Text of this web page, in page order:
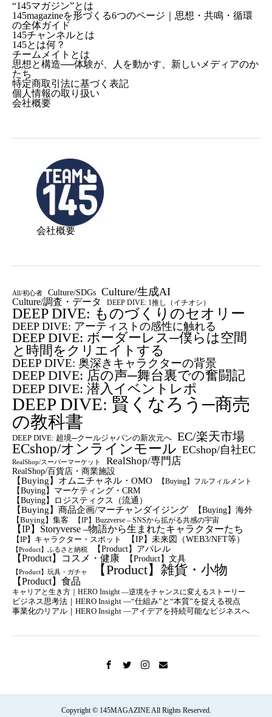
“145マガジン”とは
145magazineを形づくる6つのページ｜思想・共鳴・循環
の全体ガイド
145チャンネルとは
145とは何？
チームメイトとは
思想と構造──体験が、人を動かす、新しいメディアのか
たち
特定商取引法に基づく表記
個人情報の取り扱い
会社概要
会社概要
All/初心者 Culture/SDGs Culture/生成AI
Culture/調査・データ DEEP DIVE: 1推し（イチオシ）
DEEP DIVE: ものづくりのセオリー
DEEP DIVE: アーティストの感性に触れる
DEEP DIVE: ボーダーレス─僕らは空間
と時間をクリエイトする
DEEP DIVE: 奥深きキャラクターの背景
DEEP DIVE: 店の声─舞台裏での奮闘記
DEEP DIVE: 潜入イベントレポ
DEEP DIVE: 賢くなろう─商売
の教科書
DEEP DIVE: 超境─クールジャパンの新次元へ EC/楽天市場
ECshop/オンラインモール ECshop/自社EC
RealShop/スーパーマーケット RealShop/専門店
RealShop/百貨店・商業施設
【Buying】オムニチャネル・OMO
【Buying】フルフィルメント
【Buying】マーケティング・CRM
【buying】ロジスティクス（流通）
【Buying】商品企画/マーチャンダイジング 【Buying】海外
【Buying】集客 【IP】Buzzverse – SNSから拡がる共感の宇宙
【IP】Storyverse –物語から生まれたキャラクターたち
【IP】キャラクター・スポット 【IP】未来図（WEB3/NFT等）
【Product】ふるさと納税 【Product】アパレル
【Product】コスメ・健康 【Product】文具
【Product】玩具・ガチャ 【Product】雑貨・小物
【Product】食品
キャリアと生き方｜HERO Insight —逆境をチャンスに変えるストーリー
ビジネス思考法｜HERO Insight —“仕組み”と“本質”を捉える視点
事業化のリアル｜HERO Insight —アイデアを持続可能なビジネスへ
Copyright © 145MAGAZINE All Rights Reserved.